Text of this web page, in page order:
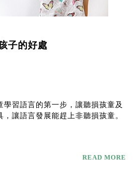
子的好處
學習語言的第一步，讓聽損孩童及
，讓語言發展能趕上非聽損孩童。
READ MORE